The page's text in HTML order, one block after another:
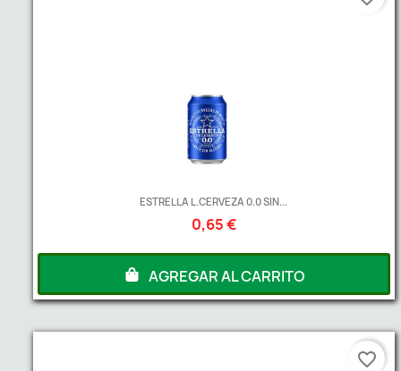
ESTRELLA L.CERVEZA 0.0 SIN...
0,65 €
AGREGAR AL CARRITO
favorite_border